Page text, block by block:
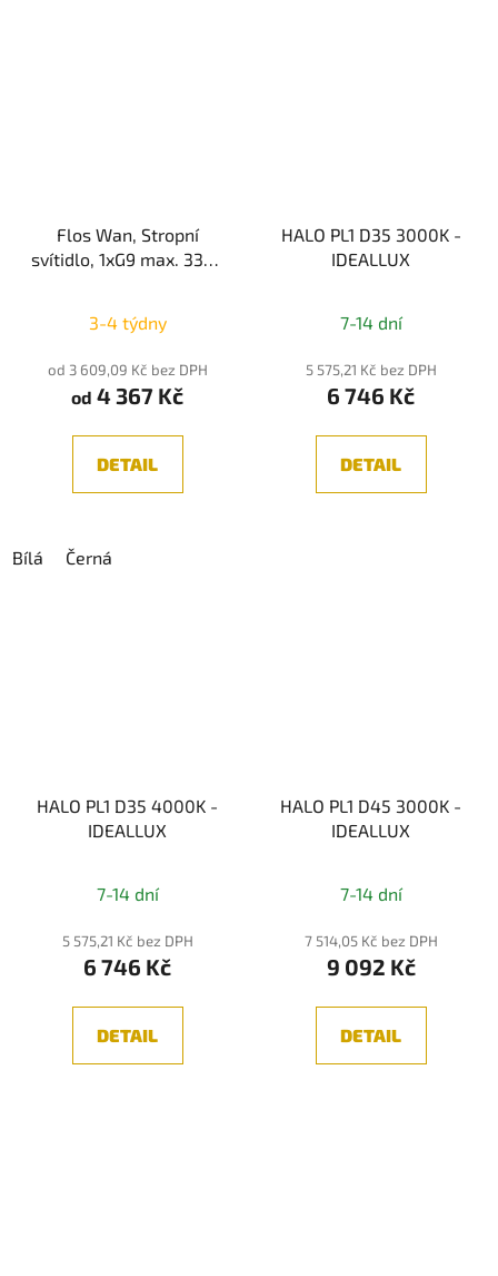
Flos Wan, Stropní
svítidlo, 1xG9 max. 33W,
3-4 týdny
od 3 609,09 Kč bez DPH
od 4 367 Kč
DETAIL
Bílá Černá
HALO PL1 D35 3000K -
IDEALLUX
7-14 dní
5 575,21 Kč bez DPH
6 746 Kč
DETAIL
HALO PL1 D35 4000K -
IDEALLUX
7-14 dní
5 575,21 Kč bez DPH
6 746 Kč
DETAIL
HALO PL1 D45 3000K -
IDEALLUX
7-14 dní
7 514,05 Kč bez DPH
9 092 Kč
DETAIL